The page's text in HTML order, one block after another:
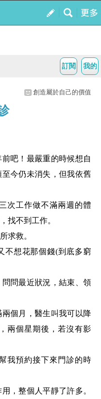
我的
訂閱
創造屬於自己的價值
吧！最嚴重的時候想自
今仍未消失，但我依舊
次工作做不滿兩週的體
找不到工作。
求救。
不想花那個錢(到底多窮
問最近狀況，結束、領
個月，醫生叫我可以降
兩個星期後，若沒有影
我預約接下來門診的時
，整個人平靜了許多。